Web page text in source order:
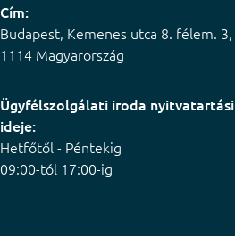
Cím:
Budapest, Kemenes utca 8. félem. 3,
1114 Magyarország
Ügyfélszolgálati iroda nyitvatartási
ideje:
Hetfőtől - Péntekig
09:00-tól 17:00-ig